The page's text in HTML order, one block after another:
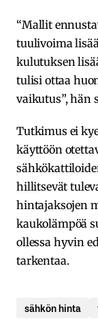
“Mallit
tuulivoima
kulutuksen
tulisi ottaa
vaikutus”, hän
Tutkimus ei
käyttöön
hillitsevät
hintajaksojen
kaukolämpöä
ollessa hyvin
tarkentaa.
sähkön hinta